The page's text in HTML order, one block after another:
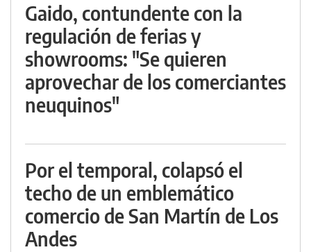
Gaido, contundente con la
regulación de ferias y
showrooms: "Se quieren
aprovechar de los comerciantes
neuquinos"
Por el temporal, colapsó el
techo de un emblemático
comercio de San Martín de Los
Andes